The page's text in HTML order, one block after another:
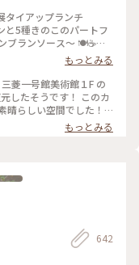
ブランソース～ 🍽☕️
もっとみる
したそうです！ このカ
晴らしい空間でした！
もっとみる
642